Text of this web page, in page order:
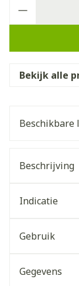
Bekijk alle
Beschikbare
Beschrijving
Indicatie
Gebruik
Gegevens